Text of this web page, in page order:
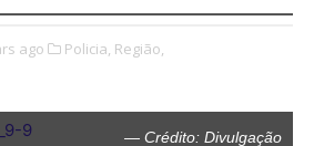
ago Policia, Região,
— Crédito: Divulgação